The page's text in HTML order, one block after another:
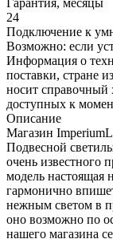
Гарантия, месяцы
24
Подключение к
Возможно: если
Информация о
поставки, стране
носит справочный
доступных к
Описание
Магазин
Подвесной
очень известного
модель настоящая
гармонично
нежным светом в
оно возможно по
нашего магазина